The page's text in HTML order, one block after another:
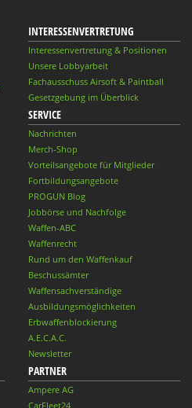
INTERESSENVERTRETUNG
Interessenvertretung & Positionen
Unsere Lobbyarbeit
Fachausschuss Airsoft & Paintball
Gesetzgebung im Überblick
SERVICE
Nachrichten
Merch-Shop
Vorteilsangebote für Mitglieder
Fortbildungsangebote
PROGUN Blog
Jobbörse und Nachfolge
Waffen-ABC
Waffenrecht
Rund um den Waffenkauf
Beschussämter
Waffensachverständige
Ausbildungsmöglichkeiten
Erbwaffenblockierung
A.E.C.A.C.
Newsletter
PARTNER
Ampere AG
CarFleet24